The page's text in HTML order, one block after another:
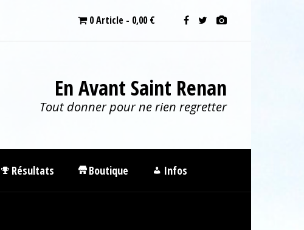
0 Article 0,00 €
En Avant Saint Renan
Tout donner pour ne rien regretter
Résultats Boutique Infos